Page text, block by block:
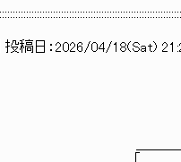
] 投稿日： 2026/04/18(Sat)